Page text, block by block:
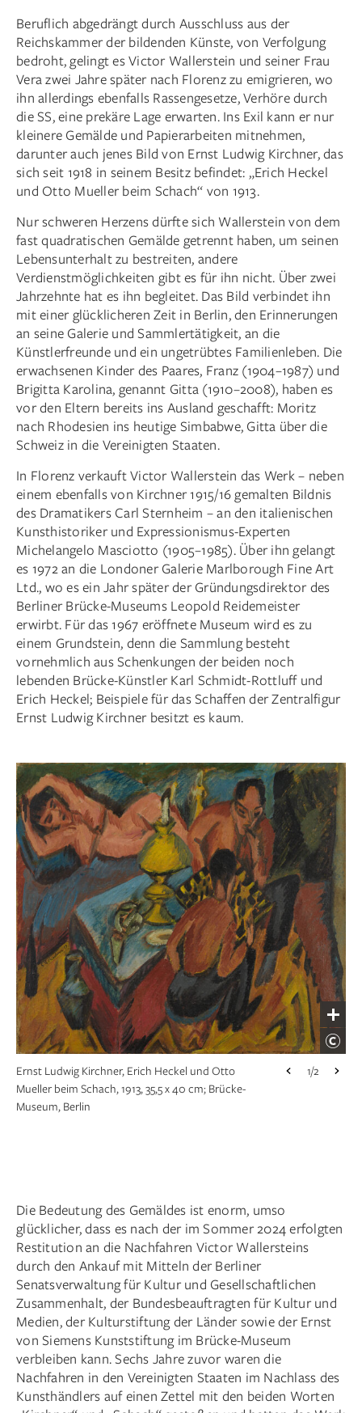
Beruflich abgedrängt durch Ausschluss aus der
Reichskammer der bildenden Künste, von Verfolgung
bedroht, gelingt es Victor Wallerstein und seiner Frau
Vera zwei Jahre später nach Florenz zu emigrieren, wo
ihn allerdings ebenfalls Rassen­gesetze, Verhöre durch
die SS, eine prekäre Lage erwarten. Ins Exil kann er nur
kleinere Gemälde und Papierarbeiten mitnehmen,
darunter auch jenes Bild von Ernst Ludwig Kirchner, das
sich seit 1918 in seinem Besitz befindet: „Erich Heckel
und Otto Mueller beim Schach“ von 1913.
Nur schweren Herzens dürfte sich Wallerstein von dem
fast quadratischen Gemälde getrennt haben, um seinen
Lebensunterhalt zu bestreiten, andere
Verdienstmöglichkeiten gibt es für ihn nicht. Über zwei
Jahrzehnte hat es ihn begleitet. Das Bild verbindet ihn
mit einer glücklicheren Zeit in Berlin, den Erinnerungen
an seine Galerie und Sammlertätigkeit, an die
Künstlerfreunde und ein ungetrübtes Familienleben. Die
erwachsenen Kinder des Paares, Franz (1904–1987) und
Brigitta Karolina, genannt Gitta (1910–2008), haben es
vor den Eltern bereits ins Ausland geschafft: Moritz
nach Rhodesien ins heutige Simbabwe, Gitta über die
Schweiz in die Vereinigten Staaten.
In Florenz verkauft Victor Wallerstein das Werk – neben
einem ebenfalls von Kirchner 1915/16 gemalten Bildnis
des Dramatikers Carl Sternheim – an den italienischen
Kunsthistoriker und Expressionismus-Experten
Michelangelo Masciotto (1905–1985). Über ihn gelangt
es 1972 an die Londoner Galerie Marlborough Fine Art
Ltd., wo es ein Jahr später der Gründungsdirektor des
Berliner Brücke-Museums Leopold Reidemeister
erwirbt. Für das 1967 eröffnete Museum wird es zu
einem Grundstein, denn die Sammlung besteht
vornehmlich aus Schenkungen der beiden noch
lebenden Brücke-Künstler Karl Schmidt-Rottluff und
Erich Heckel; Beispiele für das Schaffen der Zentralfigur
Ernst Ludwig Kirchner besitzt es kaum.
Ernst Ludwig Kirchner, Erich Heckel und Otto
Mueller beim Schach, 1913, 35,5 x 40 cm; Brücke-
Museum, Berlin
1/2
Rückseite von Ernst Ludwig Kirchners Gemälde
„Erich Heckel und Otto Mueller beim Schach“, 1913,
Die Bedeutung des Gemäldes ist enorm, umso
glücklicher, dass es nach der im Sommer 2024 erfolgten
Restitution an die Nachfahren Victor Wallersteins
durch den Ankauf mit Mitteln der Berliner
Senatsverwaltung für Kultur und Gesellschaftlichen
Zusammenhalt, der Bundesbeauftragten für Kultur und
Medien, der Kulturstiftung der Länder sowie der Ernst
von Siemens Kunststiftung im Brücke-Museum
verbleiben kann. Sechs Jahre zuvor waren die
Nachfahren in den Vereinigten Staaten im Nachlass des
Kunsthändlers auf einen Zettel mit den beiden Worten